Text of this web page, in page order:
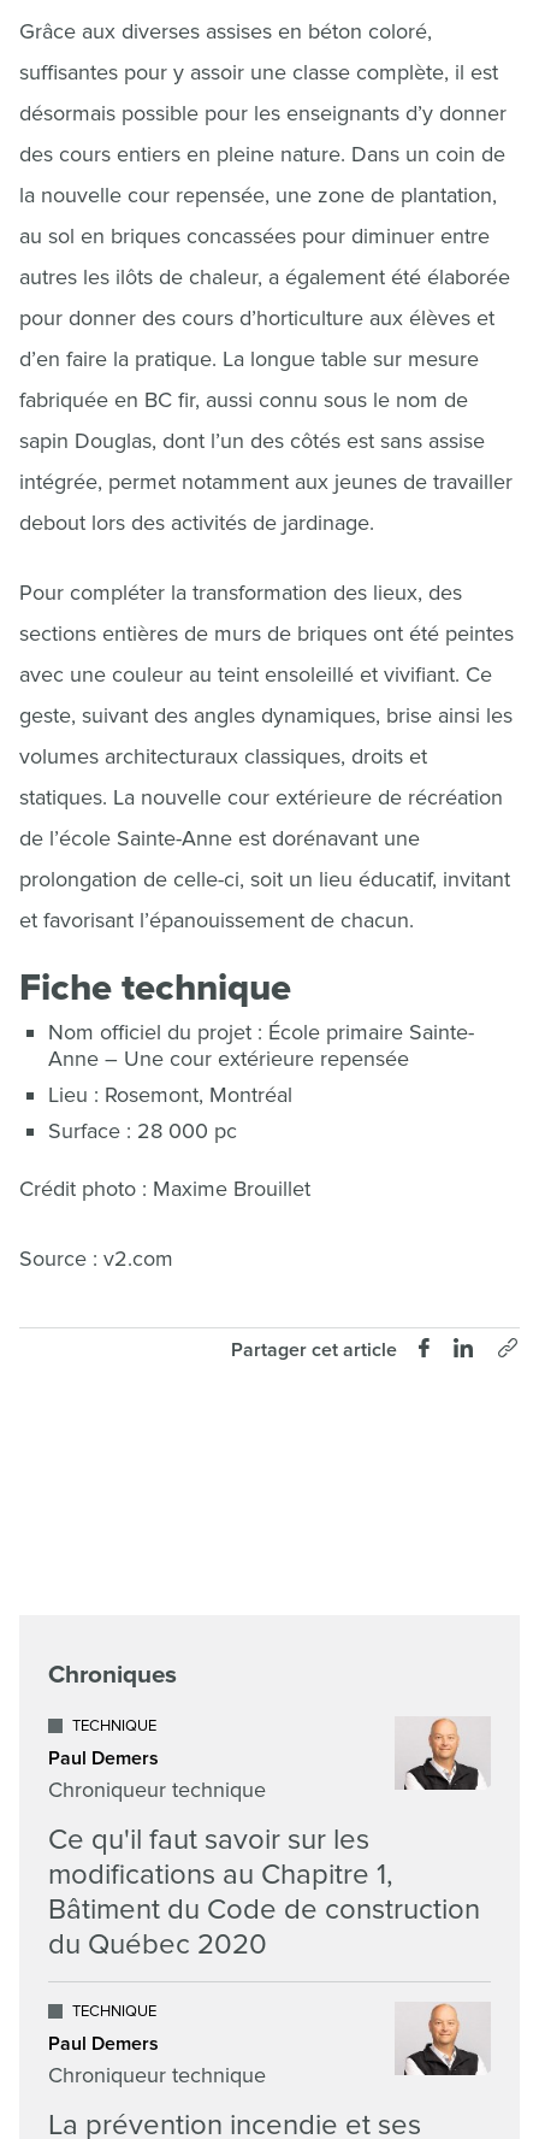
Grâce aux diverses assises en béton coloré,
suffisantes pour y assoir une classe complète, il est
désormais possible pour les enseignants d’y donner
des cours entiers en pleine nature. Dans un coin de
la nouvelle cour repensée, une zone de plantation,
au sol en briques concassées pour diminuer entre
autres les ilôts de chaleur, a également été élaborée
pour donner des cours d’horticulture aux élèves et
d’en faire la pratique. La longue table sur mesure
fabriquée en BC fir, aussi connu sous le nom de
sapin Douglas, dont l’un des côtés est sans assise
intégrée, permet notamment aux jeunes de travailler
debout lors des activités de jardinage.
Pour compléter la transformation des lieux, des
sections entières de murs de briques ont été peintes
avec une couleur au teint ensoleillé et vivifiant. Ce
geste, suivant des angles dynamiques, brise ainsi les
volumes architecturaux classiques, droits et
statiques. La nouvelle cour extérieure de récréation
de l’école Sainte-Anne est dorénavant une
prolongation de celle-ci, soit un lieu éducatif, invitant
et favorisant l’épanouissement de chacun.
Fiche technique
Nom officiel du projet : École primaire Sainte-
Anne – Une cour extérieure repensée
Lieu : Rosemont, Montréal
Surface : 28 000 pc
Crédit photo : Maxime Brouillet
Source : v2.com
Partager cet article
Chroniques
TECHNIQUE
Paul Demers
Chroniqueur technique
Ce qu'il faut savoir sur les
modifications au Chapitre 1,
Bâtiment du Code de construction
du Québec 2020
TECHNIQUE
Paul Demers
Chroniqueur technique
La prévention incendie et ses